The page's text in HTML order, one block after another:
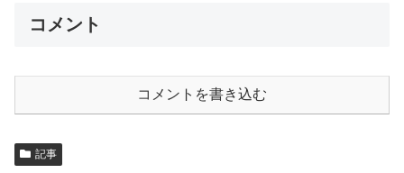
コメント
コメントを書き込む
記事